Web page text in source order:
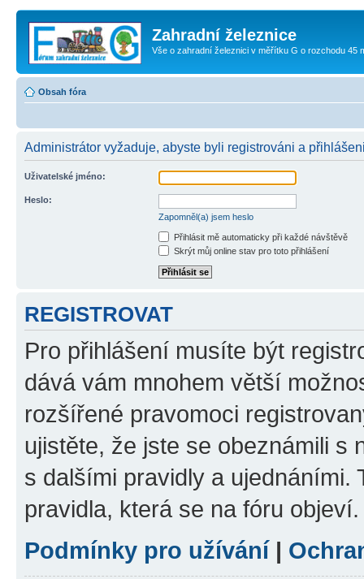
Zahradní železnice
Vše o zahradní železnici v měřítku G o rozchodu 45
Obsah fóra
Administrátor vyžaduje, abyste byli registrováni a
Uživatelské jméno:
Heslo:
Zapomněl(a) jsem heslo
Přihlásit mě automaticky při každé návštěvě
Skrýt můj online stav pro toto přihlášení
REGISTROVAT
Pro přihlášení musíte být
dává vám mnohem větší
rozšířené pravomoci
ujistěte, že jste se obeznámili s
s dalšími pravidly a ujednáními.
pravidla, která se na fóru objeví.
Podmínky pro užívání |